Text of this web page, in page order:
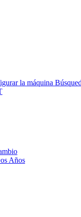
la máquina
Años